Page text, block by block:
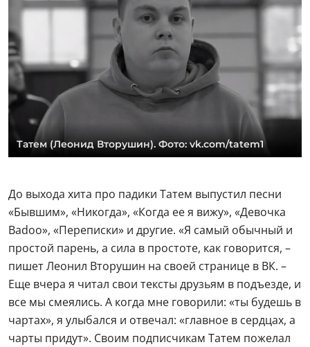
Татем (Леонид Вторушин). Фото: vk.com/tatem1
До выхода хита про падики Татем выпустил песни
«Бывшим», «Никогда», «Когда ее я вижу», «Девочка
Badoo», «Переписки» и другие. «Я самый обычный и
простой парень, а сила в простоте, как говорится, –
пишет Леонил Вторушин на своей странице в ВК. –
Еще вчера я читал свои тексты друзьям в подъезде, и
все мы смеялись. А когда мне говорили: «ты будешь в
чартах», я улыбался и отвечал: «главное в сердцах, а
чарты придут». Своим подписчикам Татем пожелал